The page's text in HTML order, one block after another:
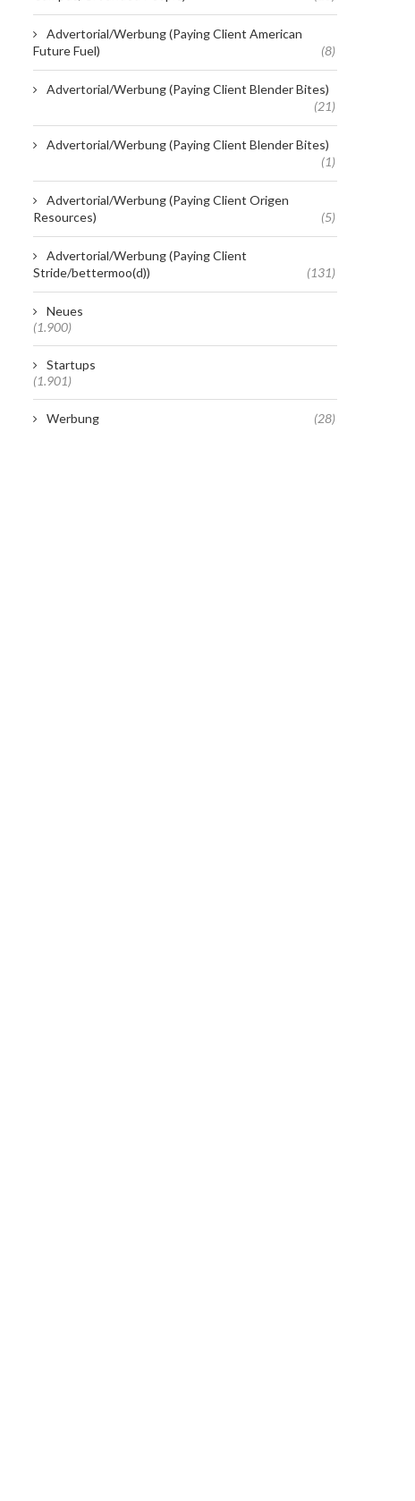
Advertorial/Werbung (Paying Client American
Future Fuel)
(8)
Advertorial/Werbung (Paying Client Blender Bites)
(21)
Advertorial/Werbung (Paying Client Blender Bites)
(1)
Advertorial/Werbung (Paying Client Origen
Resources)
(5)
Advertorial/Werbung (Paying Client
Stride/bettermoo(d))
(131)
Neues
(1.900)
Startups
(1.901)
Werbung (28)